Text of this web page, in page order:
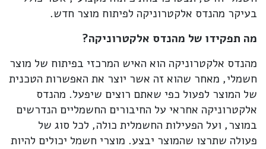
בעיקר מהנדס אלקטרוניקה לפיתוח מוצר חדש.
מה תפקידו של מהנדס אלקטרוניקה?
מהנדס אלקטרוניקה הוא האיש המרכזי בפיתוח של מוצר
חשמלי, מאחר שהוא זה אשר יוצר את האפשרות הטכנית
של המוצר לפעול כפי שאתם רוצים שיפעל. מהנדס
אלקטרוניקה אחראי על החיבורים החשמליים הנדרשים
במוצר, ועל הפעילות החשמלית כולה, לכל סוג של
פעולה שתרצו שהמוצר יבצע. מוצרי חשמל יכולים להיות